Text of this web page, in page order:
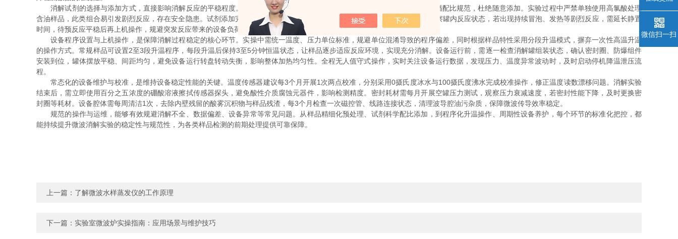
消解试剂的选择与添加方式，直接影响消解反应的平稳程度。不同样品需匹配对应的酸体系，各类强酸试剂使用时需严格遵循配比规范，杜绝随意添加。实验过程中严禁单独使用高氯酸处理
含油样品，此类组合易引发剧烈反应，存在安全隐患。试剂添加完成后，样品罐不宜立即放入设备腔体，需静置15至20分钟，观察罐内反应状态，若出现持续冒泡、发热等剧烈反应，需延长静置
时间，待预反应平稳后再上机操作，规避突发反应带来的设备负荷与实验风险。
设备程序设置与上机操作，是保障消解过程稳定的核心环节。实操中需统一温度、压力单位标准，规避单位混淆导致的程序偏差，同时根据样品特性采用分段升温模式，摒弃一次性高温升温
的操作方式。常规样品可设置2至3段升温程序，每段升温后保持3至5分钟恒温状态，让样品逐步适应反应环境，实现充分消解。设备运行前，需逐一检查消解罐组装状态，确认密封圈、防爆组件
安装到位，罐体摆放平稳、间距均匀，避免设备运行转盘转动失衡，影响整体加热均匀性。全程无人值守式操作，实时关注设备运行数据，发现压力、温度异常波动时，及时启动停机降温泄压流
程。
常态化的设备维护与校准，是维持设备稳定性能的关键。温度传感器建议每3个月开展1次两点校准，分别采用0摄氏度冰水与100摄氏度沸水完成校准操作，修正温度读数漂移问题。消解实验
结束后，需立即使用百分之五浓度的硼酸溶液擦拭传感器探头，避免酸性介质腐蚀元器件，影响检测精度。密封耗材需每月开展空罐压力测试，观察压力衰减速度，若密封性能下降，及时更换密
封圈等耗材。设备腔体需每周清洁1次，去除内壁残留的酸雾沉积物与样品残渣，每3个月检查一次磁控管、线路连接状态，清理波导腔油污杂质，保障微波传导效率稳定。
规范的操作与运维，能够有效规避消解不全、数据偏差、设备异常等常见问题。从样品精细化预处理、试剂科学配比添加，到程序化升温操作、周期性设备养护，每个环节的标准化把控，都
能持续提升微波消解实验的稳定性与规范性，为各类样品检测的前期处理提供可靠保障。
上一篇： 了解微波水样蒸发仪的工作原理
下一篇： 实验室微波炉实操指南：应用场景与维护技巧
微信扫一扫